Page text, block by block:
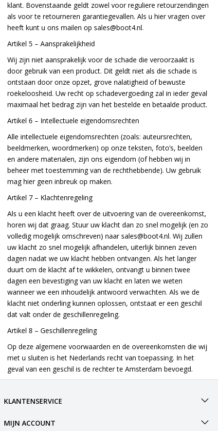
klant. Bovenstaande geldt zowel voor reguliere retourzendingen
als voor te retourneren garantiegevallen. Als u hier vragen over
heeft kunt u ons mailen op sales@boot4.nl.
Artikel 5 – Aansprakelijkheid
Wij zijn niet aansprakelijk voor de schade die veroorzaakt is
door gebruik van een product. Dit geldt niet als die schade is
ontstaan door onze opzet, grove nalatigheid of bewuste
roekeloosheid. Uw recht op schadevergoeding zal in ieder geval
maximaal het bedrag zijn van het bestelde en betaalde product.
Artikel 6 – Intellectuele eigendomsrechten
Alle intellectuele eigendomsrechten (zoals: auteursrechten,
beeldmerken, woordmerken) op onze teksten, foto’s, beelden
en andere materialen, zijn ons eigendom (of hebben wij in
beheer met toestemming van de rechthebbende). Uw gebruik
mag hier geen inbreuk op maken.
Artikel 7 – Klachtenregeling
Als u een klacht heeft over de uitvoering van de overeenkomst,
horen wij dat graag. Stuur uw klacht dan zo snel mogelijk (en zo
volledig mogelijk omschreven) naarsales@boot4.nl. Wij zullen
uw klacht zo snel mogelijk afhandelen, uiterlijk binnen zeven
dagen nadat we uw klacht hebben ontvangen. Als het langer
duurt om de klacht af te wikkelen, ontvangt u binnen twee
dagen een bevestiging van uw klacht en laten we weten
wanneer we een inhoudelijk antwoord verwachten. Als we de
klacht niet onderling kunnen oplossen, ontstaat er een geschil
dat valt onder de geschillenregeling.
Artikel 8 – Geschillenregeling
Op deze algemene voorwaarden en de overeenkomsten die wij
met u sluiten is het Nederlands recht van toepassing. In het
geval van een geschil is de rechter te Amsterdam bevoegd.
KLANTENSERVICE
MIJN ACCOUNT